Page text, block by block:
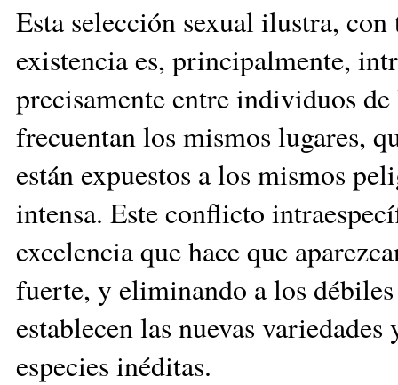
Esta selección sexual ilustra,
existencia es, principalmente,
precisamente entre individuos
frecuentan los mismos lugares,
están expuestos a los mismos
intensa. Este conflicto
excelencia que hace que
fuerte, y eliminando a los
establecen las nuevas
especies inéditas.